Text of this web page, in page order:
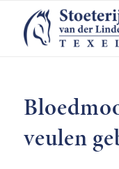
veulen